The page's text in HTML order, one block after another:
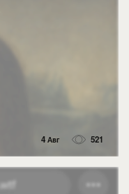
4 Авг 521